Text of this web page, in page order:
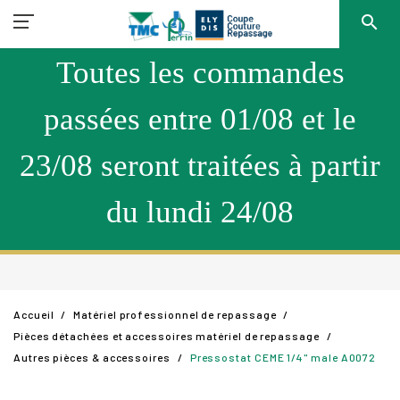
Toutes les commandes
passées entre 01/08 et le
23/08 seront traitées à partir
du lundi 24/08
search
Accueil
Matériel professionnel de repassage
Pièces détachées et accessoires matériel de repassage
Autres pièces & accessoires
Pressostat CEME 1/4" male A0072